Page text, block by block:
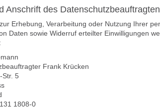
Anschrift des Datenschutzbeauftragten
Erhebung, Verarbeitung oder Nutzung Ihrer
Daten sowie Widerruf erteilter Einwilligungen
Frank Krücken
Str. 5
1808-0